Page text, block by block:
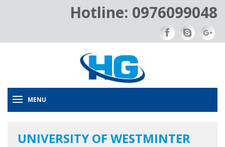
Hotline: 0976099048
MENU
UNIVERSITY OF WESTMINTER